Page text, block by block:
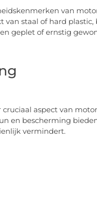
van
van staal of hard
geplet of ernstig
aspect van
en bescherming
vermindert.